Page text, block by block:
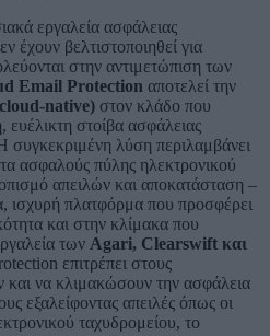
εργαλεία ασφάλειας
έχουν βελτιστοποιηθεί για
στην αντιμετώπιση των
Email Protection αποτελεί την
native) στον κλάδο που
στοίβα ασφάλειας
συγκεκριμένη λύση περιλαμβάνει
ασφαλούς πύλης ηλεκτρονικού
απειλών και αποκατάσταση –
ισχυρή πλατφόρμα που προσφέρει
και στην κλίμακα που
των Agari, Clearswift και
επιτρέπει στους
και να κλιμακώσουν την ασφάλεια
εξαλείφοντας απειλές όπως οι
ταχυδρομείου, το